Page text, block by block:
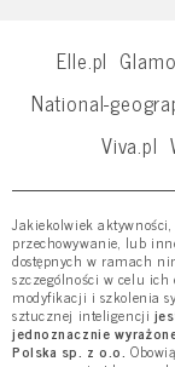
Elle.pl
National-
Viva.pl
Jakiekolwiek
przechowywanie, lub
dostępnych w ramach
szczególności w celu
modyfikacji i szkolenia
sztucznej inteligencji
jednoznacznie
Polska sp. z o.o.